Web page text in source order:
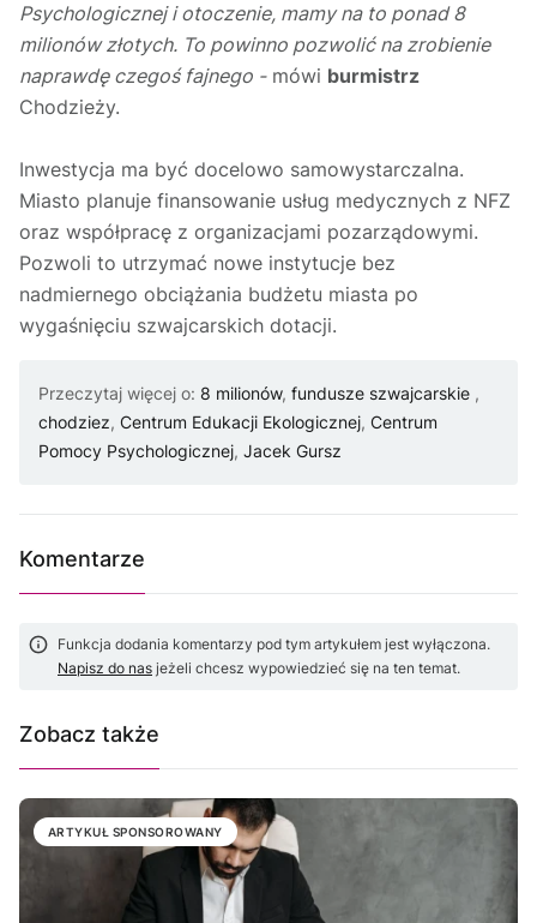
Psychologicznej i otoczenie, mamy na to ponad 8
milionów złotych. To powinno pozwolić na zrobienie
naprawdę czegoś fajnego -mówi burmistrz
Chodzieży.
Inwestycja ma być docelowo samowystarczalna.
Miasto planuje finansowanie usług medycznych z NFZ
oraz współpracę z organizacjami pozarządowymi.
Pozwoli to utrzymać nowe instytucje bez
nadmiernego obciążania budżetu miasta po
wygaśnięciu szwajcarskich dotacji.
Przeczytaj więcej o: 8 milionów, fundusze szwajcarskie ,
chodziez, Centrum Edukacji Ekologicznej, Centrum
Pomocy Psychologicznej, Jacek Gursz
Komentarze
Funkcja dodania komentarzy pod tym artykułem jest wyłączona.
Napisz do nas jeżeli chcesz wypowiedzieć się na ten temat.
Zobacz także
ARTYKUŁ SPONSOROWANY